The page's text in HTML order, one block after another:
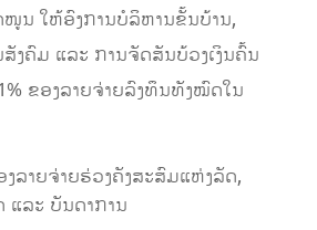
ໜູນ ໃຫ້ອົງການບໍລິຫານຂັ້ນບ້ານ,
ງຄົມ ແລະ ການຈັດສັນບ້ວງເງິນຄົ້ນ
ຂອງລາຍຈ່າຍລົງທຶນທັງໝົດໃນ
ລາຍຈ່າຍຮ່ວງຄັງສະສົມແຫ່ງລັດ,
ແລະ ບັນດາການ